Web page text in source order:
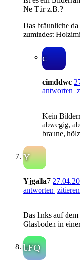
Ne Tür z.B.?
Das bräunliche
zumindest
c
cimddwc
antworten
Kein
abwegig,
braune,
Y
Yjgalla7
antworten zitieren
Das links auf
Glasboden in
bFQ